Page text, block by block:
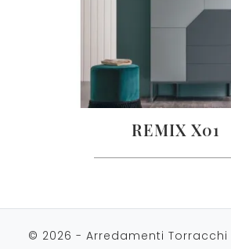
REMIX X01
© 2026 - Arredamenti Torracchi